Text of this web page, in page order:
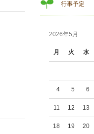
行事予定
2026年5月
月 火 水
4 5 6
11 12 13
18 19 20